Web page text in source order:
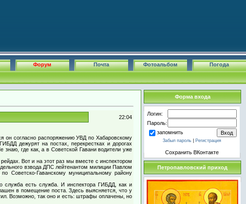
Погода
Фотоальбом
Почта
Форум
22:04
он согласно распоряжению УВД по Хабаровскому
дежурят на постах, перекрестках и дорогах
где как, а в Советской Гавани водители уже
Вот и на этот раз мы вместе с инспектором
взвода ДПС лейтенантом милиции Павлом
Советско-Гаванскому муниципальному району
служба есть служба. И инспектора ГИБДД, как и
в помещение поста. Здесь выясняется, что у
Возможно, так оно и есть: штрафы оплачены, но
Форма входа
Логин:
Пароль:
запомнить
Забыл пароль Регистрация
Сохранить ВКонтакте
Петропавловский приход